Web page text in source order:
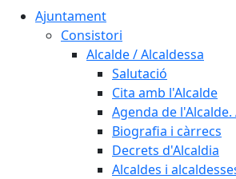
Ajuntament
Consistori
Alcalde / Alcaldessa
Salutació
Cita amb l'Alcalde
Agenda de
Biografia i càrrecs
Decrets d'Alcaldia
Alcaldes i